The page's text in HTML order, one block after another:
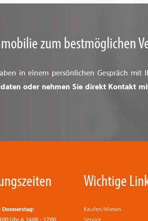
zum bestmöglichen
in einem persönlichen Gespräch mit
oder nehmen Sie direkt Kontakt
Donnerstag:
Uhr & 14:00 - 17:00
Wichtige
Kaufen/Mieten
Service